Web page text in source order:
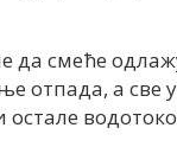
да смеће
отпада, а све